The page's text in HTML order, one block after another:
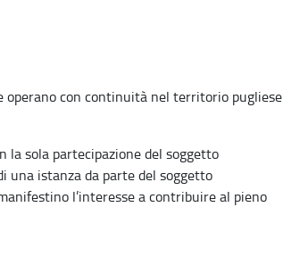
operano con continuità nel territorio pugliese
la sola partecipazione del soggetto
una istanza da parte del soggetto
l’interesse a contribuire al pieno